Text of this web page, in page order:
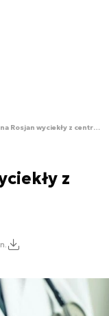
Dane miliona Rosjan wyciekły z centrum medycznego
z